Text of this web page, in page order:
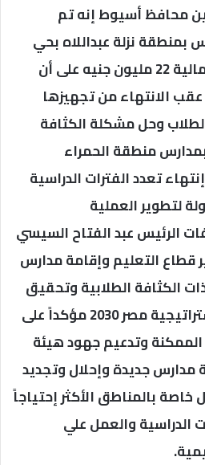
محافظ أسيوط إنه تم
بمنطقة نزلة عبداللاه بحي
شرق أسيوط بتكلفة إجمالية 22 مليون جنيه على أن
الانتهاء من تجهيزها
وحل مشكلة الكثافة
منطقة الحمراء
تعدد الفترات الدراسية
لتطوير العملية
الرئيس عبد الفتاح السيسي
قطاع التعليم وإقامة مدارس
الكثافة الطلابية وتحقيق
التنمية المستدامة واستراتيجية مصر 2030 مؤكداً على
وتدعيم جهود هيئة
مدارس جديدة وإحلال وتجديد
خاصة بالمناطق الأكثر إحتياجاً
الدراسية والعمل علي